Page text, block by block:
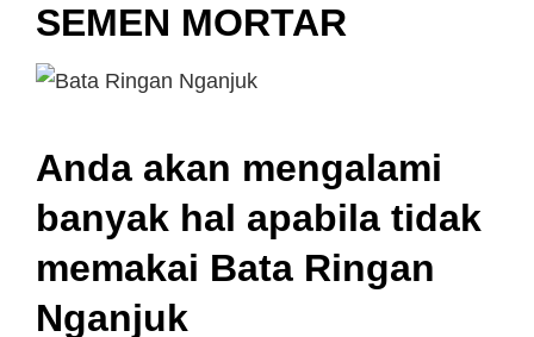
SEMEN MORTAR
Anda akan mengalami
banyak hal apabila tidak
memakai Bata Ringan
Nganjuk